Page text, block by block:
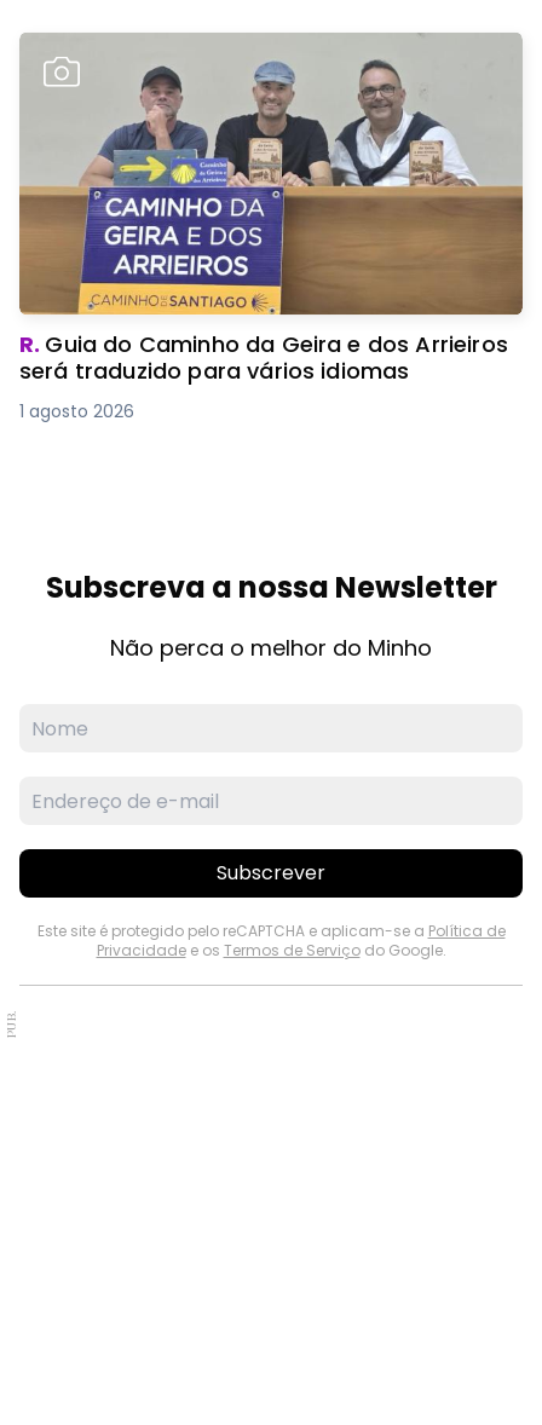
R. Guia do Caminho da Geira e dos Arrieiros
será traduzido para vários idiomas
1 agosto 2026
Subscreva a nossa Newsletter
Não perca o melhor do Minho
Subscrever
Este site é protegido pelo reCAPTCHA e aplicam-se a Política de
Privacidadee os Termos de Serviçodo Google.
PUB.